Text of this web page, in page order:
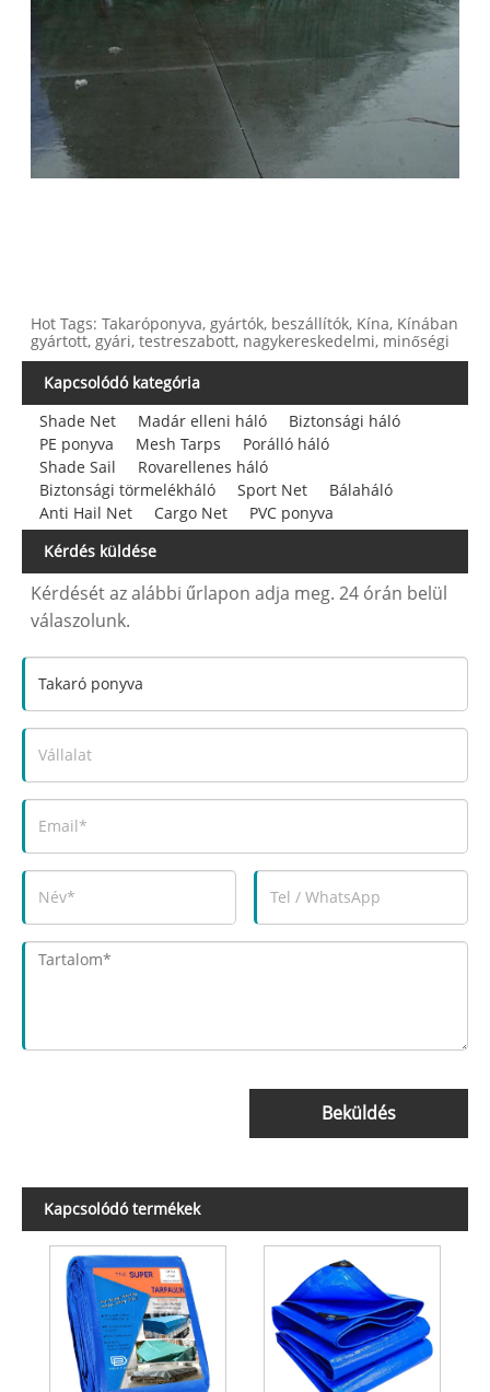
Hot Tags: Takaróponyva, gyártók, beszállítók, Kína, Kínában
gyártott, gyári, testreszabott, nagykereskedelmi, minőségi
Kapcsolódó kategória
Shade Net
Madár elleni háló
Biztonsági háló
PE ponyva
Mesh Tarps
Porálló háló
Shade Sail
Rovarellenes háló
Biztonsági törmelékháló
Sport Net
Bálaháló
Anti Hail Net
Cargo Net
PVC ponyva
Kérdés küldése
Kérdését az alábbi űrlapon adja meg. 24 órán belül
válaszolunk.
Beküldés
Kapcsolódó termékek